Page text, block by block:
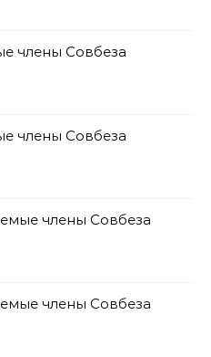
члены Совбеза
члены Совбеза
члены Совбеза
члены Совбеза